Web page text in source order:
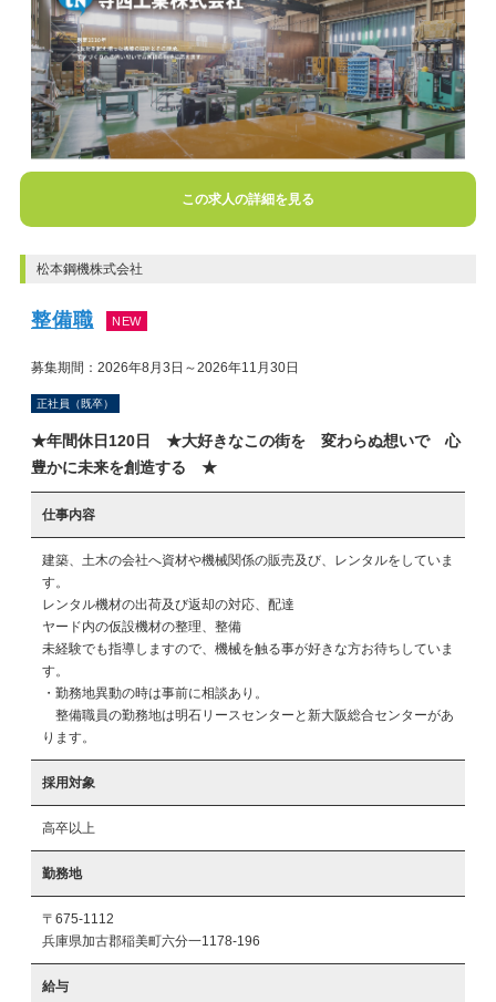
この求人の詳細を見る
松本鋼機株式会社
整備職 NEW
募集期間：2026年8月3日～2026年11月30日
正社員（既卒）
★年間休日120日 ★大好きなこの街を 変わらぬ想いで 心
豊かに未来を創造する ★
仕事内容
建築、土木の会社へ資材や機械関係の販売及び、レンタルをしていま
す。
レンタル機材の出荷及び返却の対応、配達
ヤード内の仮設機材の整理、整備
未経験でも指導しますので、機械を触る事が好きな方お待ちしていま
す。
・勤務地異動の時は事前に相談あり。
整備職員の勤務地は明石リースセンターと新大阪総合センターがあ
ります。
採用対象
高卒以上
勤務地
〒675-1112
兵庫県加古郡稲美町六分一1178-196
給与